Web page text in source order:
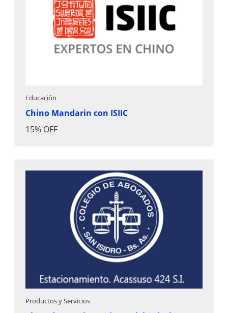
Educación
Chino Mandarin con ISIIC
15% OFF
Productos y Servicios